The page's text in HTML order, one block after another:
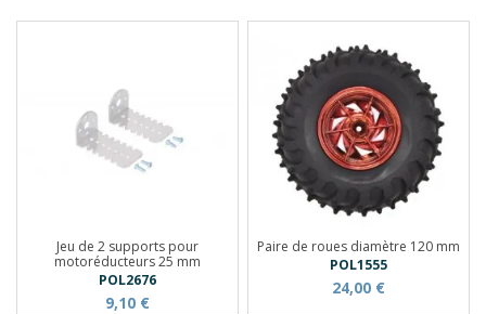
Jeu de 2 supports pour
motoréducteurs 25 mm
POL2676
9,10 €
Paire de roues diamètre 120 mm
POL1555
24,00 €